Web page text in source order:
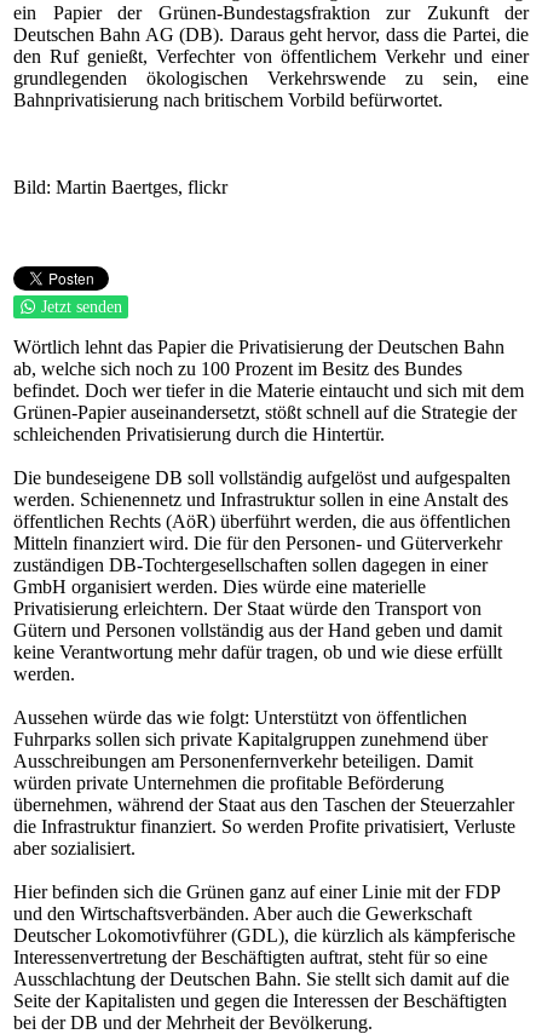
ein Papier der Grünen-Bundestagsfraktion zur Zukunft der
Deutschen Bahn AG (DB). Daraus geht hervor, dass die Partei, die
den Ruf genießt, Verfechter von öffentlichem Verkehr und einer
grundlegenden ökologischen Verkehrswende zu sein, eine
Bahnprivatisierung nach britischem Vorbild befürwortet.
Bild: Martin Baertges, flickr
Jetzt senden
Wörtlich lehnt das Papier die Privatisierung der Deutschen Bahn
ab, welche sich noch zu 100 Prozent im Besitz des Bundes
befindet. Doch wer tiefer in die Materie eintaucht und sich mit dem
Grünen-Papier auseinandersetzt, stößt schnell auf die Strategie der
schleichenden Privatisierung durch die Hintertür.
Die bundeseigene DB soll vollständig aufgelöst und aufgespalten
werden. Schienennetz und Infrastruktur sollen in eine Anstalt des
öffentlichen Rechts (AöR) überführt werden, die aus öffentlichen
Mitteln finanziert wird. Die für den Personen- und Güterverkehr
zuständigen DB-Tochtergesellschaften sollen dagegen in einer
GmbH organisiert werden. Dies würde eine materielle
Privatisierung erleichtern. Der Staat würde den Transport von
Gütern und Personen vollständig aus der Hand geben und damit
keine Verantwortung mehr dafür tragen, ob und wie diese erfüllt
werden.
Aussehen würde das wie folgt: Unterstützt von öffentlichen
Fuhrparks sollen sich private Kapitalgruppen zunehmend über
Ausschreibungen am Personenfernverkehr beteiligen. Damit
würden private Unternehmen die profitable Beförderung
übernehmen, während der Staat aus den Taschen der Steuerzahler
die Infrastruktur finanziert. So werden Profite privatisiert, Verluste
aber sozialisiert.
Hier befinden sich die Grünen ganz auf einer Linie mit der FDP
und den Wirtschaftsverbänden. Aber auch die Gewerkschaft
Deutscher Lokomotivführer (GDL), die kürzlich als kämpferische
Interessenvertretung der Beschäftigten auftrat, steht für so eine
Ausschlachtung der Deutschen Bahn. Sie stellt sich damit auf die
Seite der Kapitalisten und gegen die Interessen der Beschäftigten
bei der DB und der Mehrheit der Bevölkerung.